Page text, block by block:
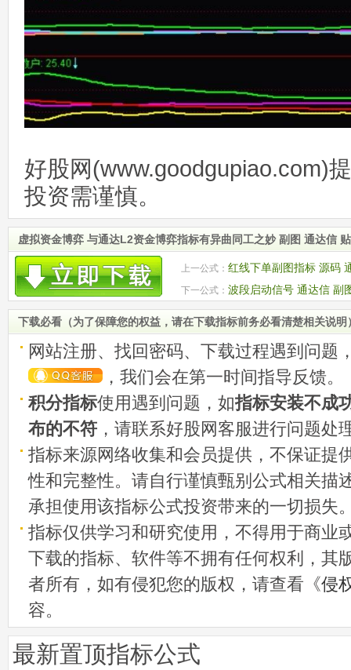
好股网(www.goodgupiao.com)
投资需谨慎。
虚拟资金博弈 与通达L2资金博弈指标有异曲同工之妙 副图 通达信
上一公式： 红线下单副图指标 源码
下一公式： 波段启动信号 通达信 副
下载必看（为了保障您的权益，请在下载指标前务必看清楚相关说明
网站注册、找回密码、下载过程遇到问题
，我们会在第一时间指导反馈。
积分指标使用遇到问题，如指标安装不成
布的不符 ，请联系好股网客服进行问题处
指标来源网络收集和会员提供，不保证提
性和完整性。请自行谨慎甄别公式相关描
承担使用该指标公式投资带来的一切损失
指标仅供学习和研究使用，不得用于商业
下载的指标、软件等不拥有任何权利，其
者所有，如有侵犯您的版权，请查看《侵
容。
最新置顶指标公式